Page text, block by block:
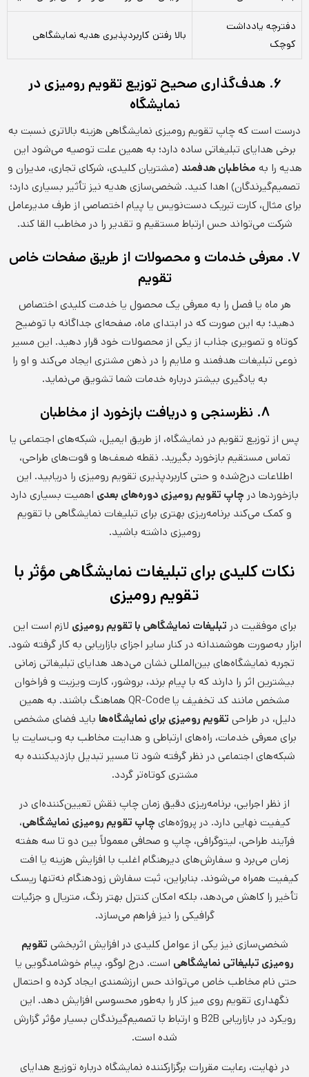
دفترچه یادداشت
کوچک
بالا رفتن کاربردپذیری هدیه نمایشگاهی
۶. هدف‌گذاری صحیح توزیع تقویم رومیزی در
نمایشگاه
درست است که چاپ تقویم رومیزی نمایشگاهی هزینه بالاتری نسبت به
برخی هدایای تبلیغاتی ساده دارد؛ به همین علت توصیه می‌شود این
هدیه را به مخاطبان هدفمند (مشتریان کلیدی، شرکای تجاری، مدیران و
تصمیم‌گیرندگان) اهدا کنید. شخصی‌سازی هدیه نیز تأثیر بسیاری دارد؛
برای مثال، کارت تبریک دست‌نویس یا پیام اختصاصی از طرف مدیرعامل
شرکت می‌تواند حس ارتباط مستقیم و تقدیر را در مخاطب القا کند.
۷. معرفی خدمات و محصولات از طریق صفحات خاص
تقویم
هر ماه یا فصل را به معرفی یک محصول یا خدمت کلیدی اختصاص
دهید؛ به این صورت که در ابتدای ماه، صفحه‌ای جداگانه با توضیح
کوتاه و تصویری جذاب از یکی از محصولات خود قرار دهید. این مسیر
نوعی تبلیغات هدفمند و ملایم را در ذهن مشتری ایجاد می‌کند و او را
به یادگیری بیشتر درباره خدمات شما تشویق می‌نماید.
۸. نظرسنجی و دریافت بازخورد از مخاطبان
پس از توزیع تقویم در نمایشگاه، از طریق ایمیل، شبکه‌های اجتماعی یا
تماس مستقیم بازخورد بگیرید. نقطه ضعف‌ها و قوت‌های طراحی،
اطلاعات درج‌شده و حتی کاربردپذیری تقویم رومیزی را دریابید. این
بازخوردها در چاپ تقویم رومیزی دوره‌های بعدی اهمیت بسیاری دارد
و کمک می‌کند برنامه‌ریزی بهتری برای تبلیغات نمایشگاهی با تقویم
رومیزی داشته باشید.
نکات کلیدی برای تبلیغات نمایشگاهی مؤثر با
تقویم رومیزی
برای موفقیت در تبلیغات نمایشگاهی با تقویم رومیزی لازم است این
ابزار به‌صورت هوشمندانه در کنار سایر اجزای بازاریابی به کار گرفته شود.
تجربه نمایشگاه‌های بین‌المللی نشان می‌دهد هدایای تبلیغاتی زمانی
بیشترین اثر را دارند که با پیام برند، بروشور، کارت ویزیت و فراخوان
مشخص مانند کد تخفیف یا QR-Code هماهنگ باشند. به همین
دلیل، در طراحی تقویم رومیزی برای نمایشگاه‌ها باید فضای مشخصی
برای معرفی خدمات، راه‌های ارتباطی و هدایت مخاطب به وب‌سایت یا
شبکه‌های اجتماعی در نظر گرفته شود تا مسیر تبدیل بازدیدکننده به
مشتری کوتاه‌تر گردد.
از نظر اجرایی، برنامه‌ریزی دقیق زمان چاپ نقش تعیین‌کننده‌ای در
کیفیت نهایی دارد. در پروژه‌هایچاپ تقویم رومیزی نمایشگاهی،
فرآیند طراحی، لیتوگرافی، چاپ و صحافی معمولاً بین دو تا سه هفته
زمان می‌برد و سفارش‌های دیرهنگام اغلب با افزایش هزینه یا افت
کیفیت همراه می‌شوند. بنابراین، ثبت سفارش زودهنگام نه‌تنها ریسک
تأخیر را کاهش می‌دهد، بلکه امکان کنترل بهتر رنگ، متریال و جزئیات
گرافیکی را نیز فراهم می‌سازد.
شخصی‌سازی نیز یکی از عوامل کلیدی در افزایش اثربخشی تقویم
رومیزی تبلیغاتی نمایشگاهی است. درج لوگو، پیام خوشامدگویی یا
حتی نام مخاطب خاص می‌تواند حس ارزشمندی ایجاد کرده و احتمال
نگهداری تقویم روی میز کار را به‌طور محسوسی افزایش دهد. این
رویکرد در بازاریابی B2B و ارتباط با تصمیم‌گیرندگان بسیار مؤثر گزارش
شده است.
در نهایت، رعایت مقررات برگزارکننده نمایشگاه درباره توزیع هدایای